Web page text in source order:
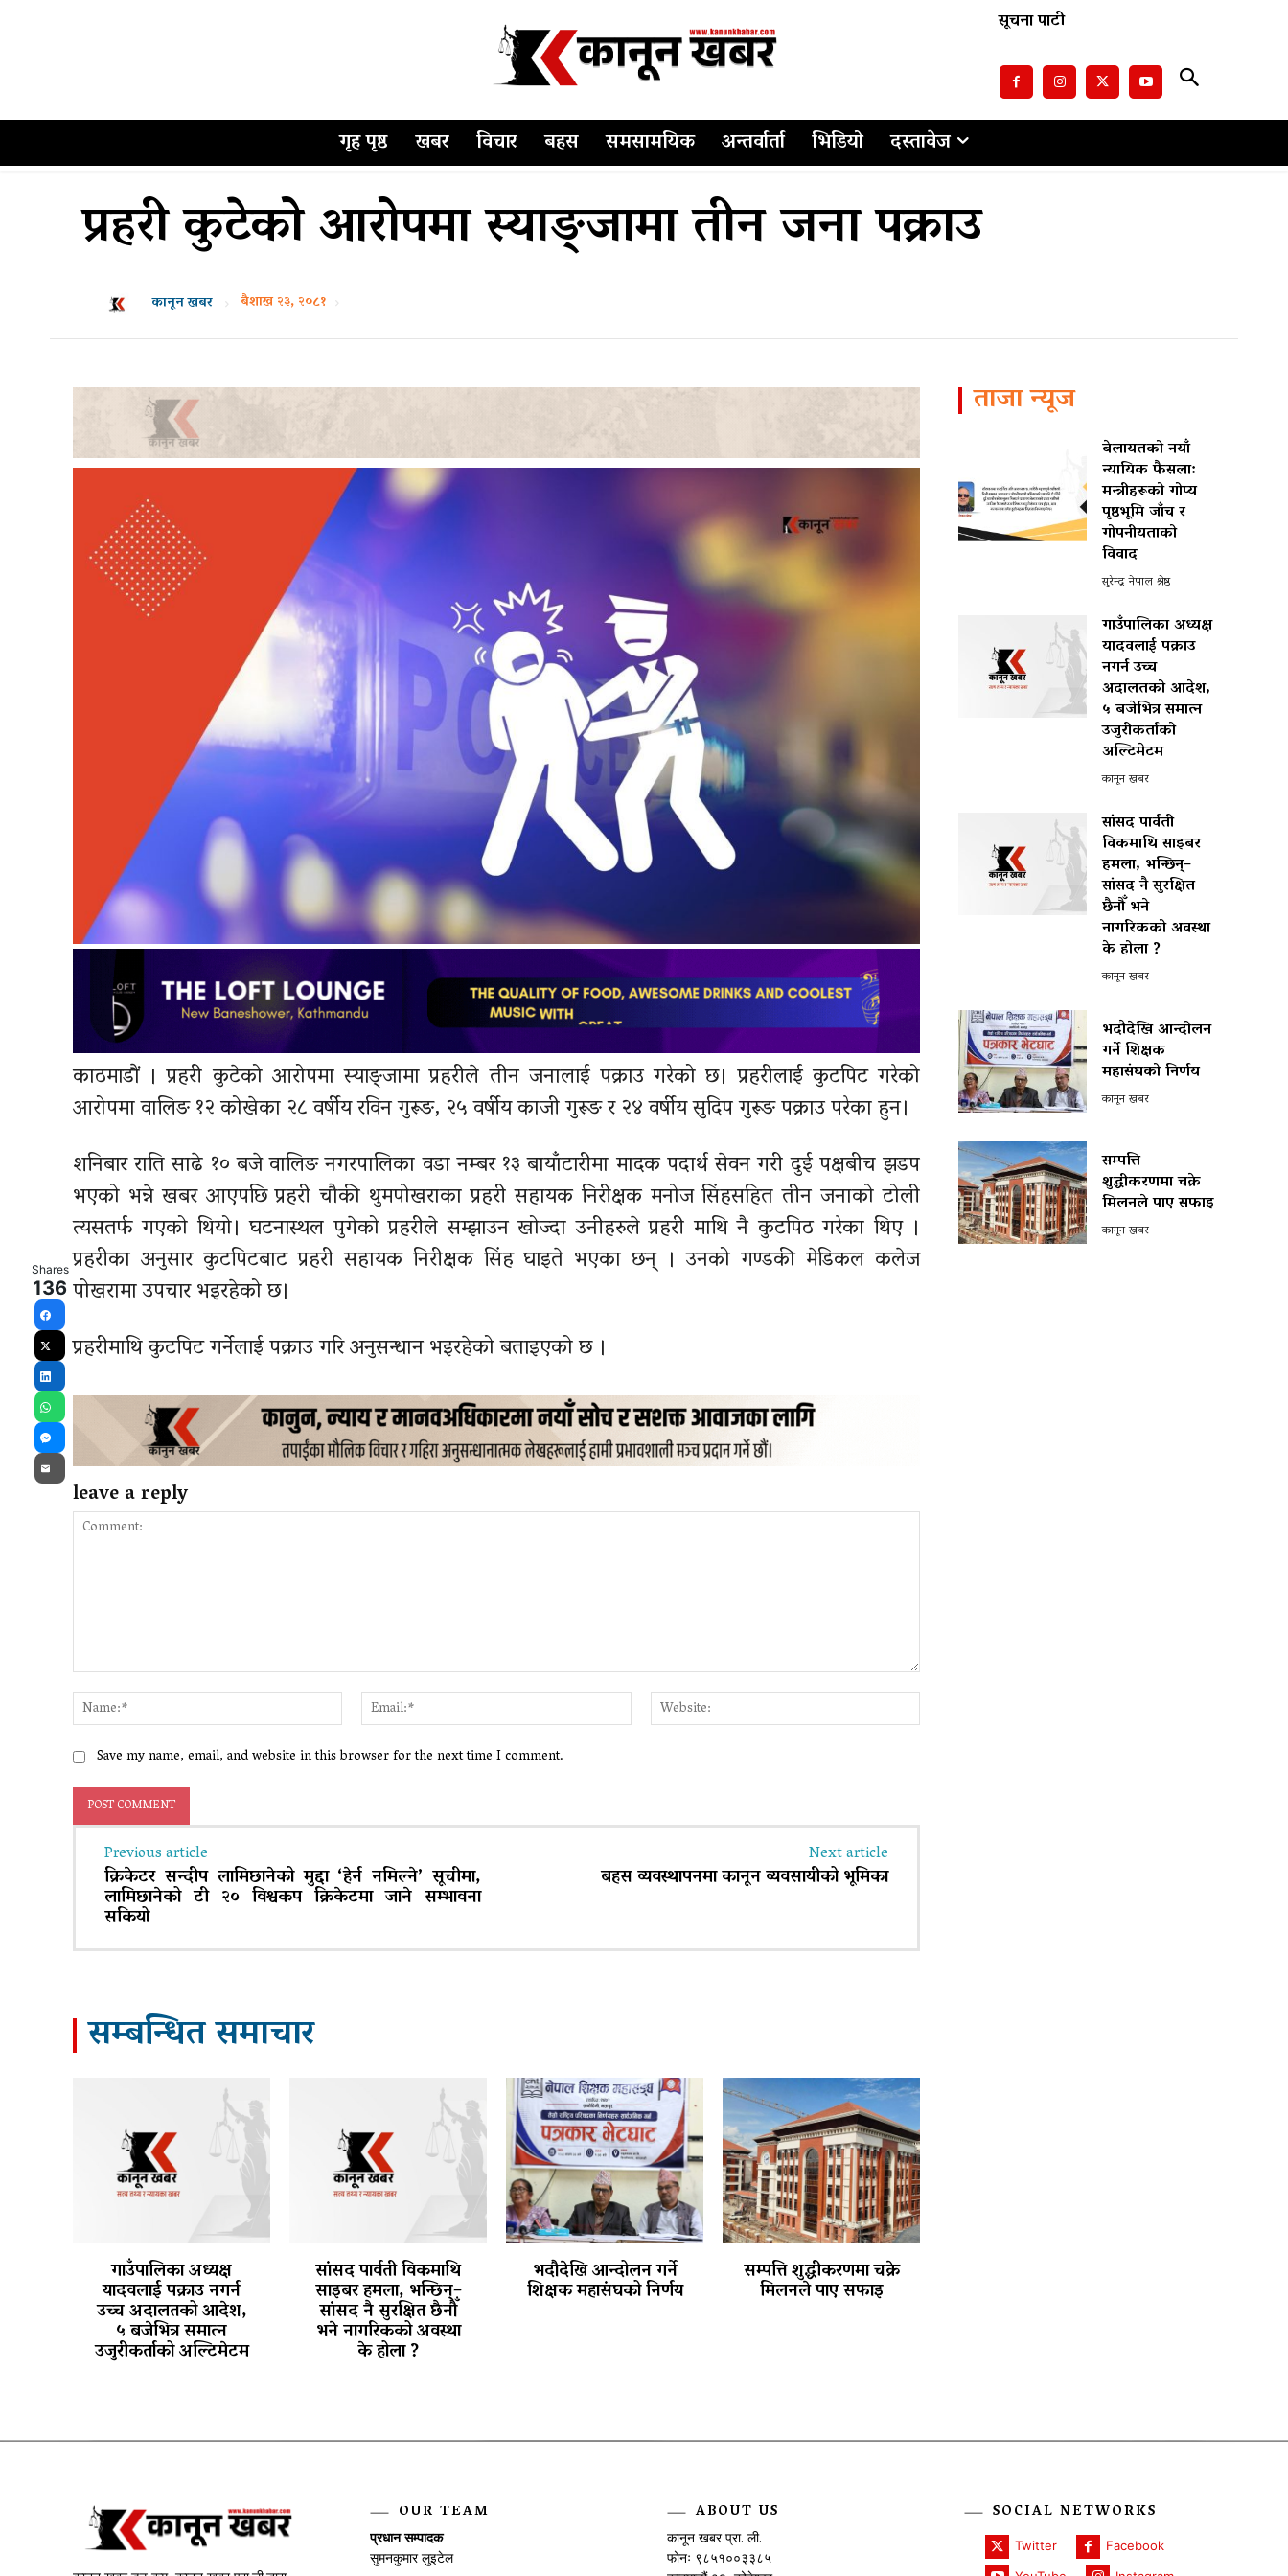
सूचना पाटी
गृह पृष्ठ खबर विचार बहस समसामयिक अन्तर्वार्ता भिडियो दस्तावेज
प्रहरी कुटेको आरोपमा स्याङ्जामा तीन जना पक्राउ
कानून खबर बैशाख २३, २०८१
काठमाडौं । प्रहरी कुटेको आरोपमा स्याङ्जामा प्रहरीले तीन जनालाई पक्राउ गरेको छ। प्रहरीलाई कुटपिट गरेको
आरोपमा वालिङ १२ कोखेका २८ वर्षीय रविन गुरूङ, २५ वर्षीय काजी गुरूङ र २४ वर्षीय सुदिप गुरूङ पक्राउ परेका हुन।
शनिबार राति साढे १० बजे वालिङ नगरपालिका वडा नम्बर १३ बायाँटारीमा मादक पदार्थ सेवन गरी दुई पक्षबीच झडप
भएको भन्ने खबर आएपछि प्रहरी चौकी थुमपोखराका प्रहरी सहायक निरीक्षक मनोज सिंहसहित तीन जनाको टोली
त्यसतर्फ गएको थियो। घटनास्थल पुगेको प्रहरीले सम्झाउन खोज्दा उनीहरुले प्रहरी माथि नै कुटपिठ गरेका थिए ।
प्रहरीका अनुसार कुटपिटबाट प्रहरी सहायक निरीक्षक सिंह घाइते भएका छन् । उनको गण्डकी मेडिकल कलेज
पोखरामा उपचार भइरहेको छ।
प्रहरीमाथि कुटपिट गर्नेलाई पक्राउ गरि अनुसन्धान भइरहेको बताइएको छ ।
leave a reply
Name:*
Email:*
Save my name, email, and website in this browser for the next time I comment.
Previous article
क्रिकेटर सन्दीप लामिछानेको मुद्दा ‘हेर्न नमिल्ने’ सूचीमा,
लामिछानेको टी २० विश्वकप क्रिकेटमा जाने सम्भावना
सकियो
Next article
बहस व्यवस्थापनमा कानून व्यवसायीको भूमिका
सम्बन्धित समाचार
गाउँपालिका अध्यक्ष
यादवलाई पक्राउ नगर्न
उच्च अदालतको आदेश,
५ बजेभित्र समात्न
उजुरीकर्ताको अल्टिमेटम
सांसद पार्वती विकमाथि
साइबर हमला, भन्छिन्–
सांसद नै सुरक्षित छैनौँ
भने नागरिकको अवस्था
के होला ?
भदौदेखि आन्दोलन गर्ने
शिक्षक महासंघको निर्णय
सम्पत्ति शुद्धीकरणमा चक्रे
मिलनले पाए सफाइ
ताजा न्यूज
बेलायतको नयाँ
न्यायिक फैसला:
मन्त्रीहरूको गोप्य
पृष्ठभूमि जाँच र
गोपनीयताको
विवाद
सुरेन्द्र नेपाल श्रेष्ठ
गाउँपालिका अध्यक्ष
यादवलाई पक्राउ
नगर्न उच्च
अदालतको आदेश,
५ बजेभित्र समात्न
उजुरीकर्ताको
अल्टिमेटम
कानून खबर
सांसद पार्वती
विकमाथि साइबर
हमला, भन्छिन्–
सांसद नै सुरक्षित
छैनौँ भने
नागरिकको अवस्था
के होला ?
कानून खबर
भदौदेखि आन्दोलन
गर्ने शिक्षक
महासंघको निर्णय
कानून खबर
सम्पत्ति
शुद्धीकरणमा चक्रे
मिलनले पाए सफाइ
कानून खबर
OUR TEAM
प्रधान सम्पादक
सुमनकुमार लुइटेल
ABOUT US
कानून खबर प्रा. ली.
फोनः ९८५१००३३८५
SOCIAL NETWORKS
Twitter
Facebook
Shares
136
Facebook
X
LinkedIn
WhatsApp
Messenger
Email